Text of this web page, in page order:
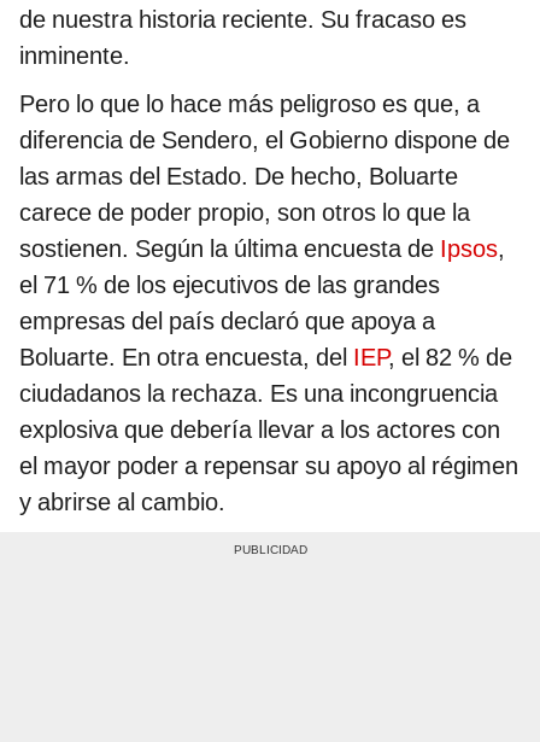
de nuestra historia reciente. Su fracaso es
inminente.
Pero lo que lo hace más peligroso es que, a
diferencia de Sendero, el Gobierno dispone de
las armas del Estado. De hecho, Boluarte
carece de poder propio, son otros lo que la
sostienen. Según la última encuesta de Ipsos,
el 71 % de los ejecutivos de las grandes
empresas del país declaró que apoya a
Boluarte. En otra encuesta, del IEP, el 82 % de
ciudadanos la rechaza. Es una incongruencia
explosiva que debería llevar a los actores con
el mayor poder a repensar su apoyo al régimen
y abrirse al cambio.